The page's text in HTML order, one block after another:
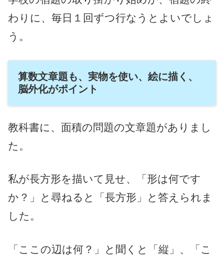
わりに、毎日１回ずつ行なうとよいでしょ
う。
算数文章題も、実物を使い、絵に描く、
脳外化がポイント
教科書に、面積の問題の文章題がありまし
た。
私が長方形を描いて見せ、「形は何です
か？」と尋ねると「長方形」と答えられま
した。
「ここの辺は何？」と聞くと「縦」、「こ